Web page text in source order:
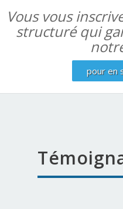
Vous vous
structuré qui
pour en